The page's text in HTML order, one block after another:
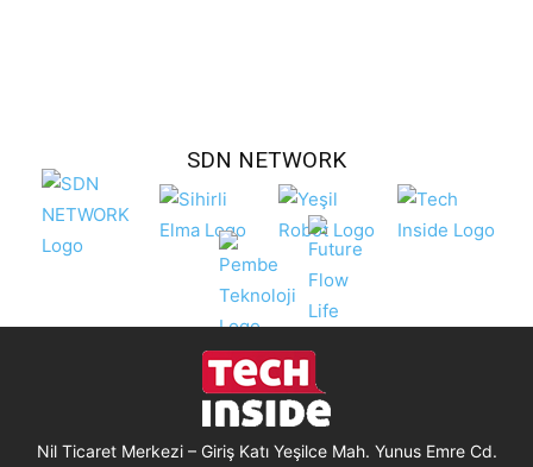
SDN NETWORK
Nil Ticaret Merkezi – Giriş Katı Yeşilce Mah. Yunus Emre Cd.